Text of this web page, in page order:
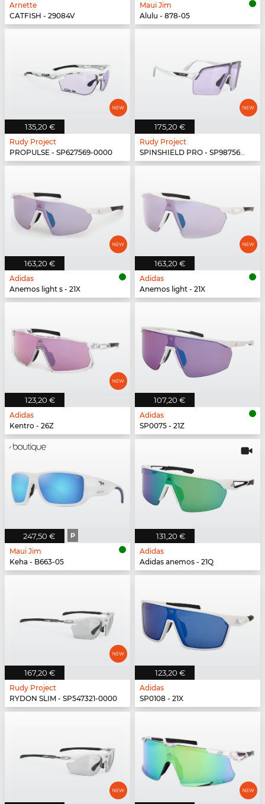
Arnette
CATFISH - 29084V
Maui Jim
Alulu - 878-05
135,20 €
Rudy Project
PROPULSE - SP627569-0000
175,20 €
Rudy Project
SPINSHIELD PRO - SP987569-N000
163,20 €
Adidas
Anemos light s - 21X
163,20 €
Adidas
Anemos light - 21X
123,20 €
Adidas
Kentro - 26Z
107,20 €
Adidas
SP0075 - 21Z
247,50 € P
Maui Jim
Keha - B663-05
131,20 €
Adidas
Adidas anemos - 21Q
167,20 €
Rudy Project
RYDON SLIM - SP547321-0000
123,20 €
Adidas
SP0108 - 21X